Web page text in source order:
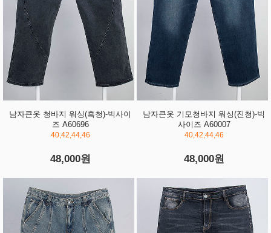
남자큰옷 청바지 워싱(흑청)-빅사이
즈 A60696
40,42,44,46
48,000원
남자큰옷 기모청바지 워싱(진청)-빅
사이즈 A60007
40,42,44,46
48,000원